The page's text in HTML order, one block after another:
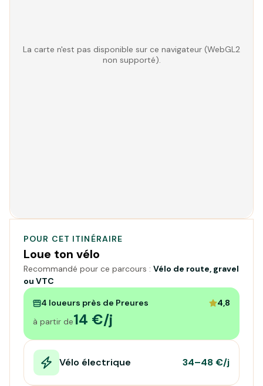
La carte n'est pas disponible sur ce navigateur (WebGL2
non supporté).
POUR CET ITINÉRAIRE
Loue ton vélo
Recommandé pour ce parcours : Vélo de route, gravel
ou VTC
4 loueurs près de Preures
4,8
à partir de14 €/j
Vélo électrique 34–48 €/j